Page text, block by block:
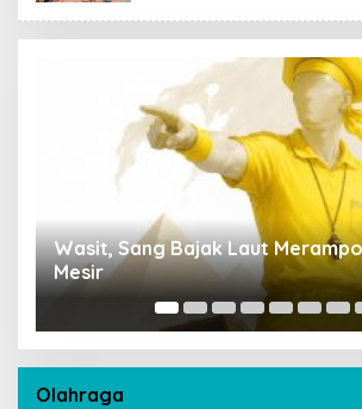
Wasit, Sang Bajak Laut Merampok
Mesir
Olahraga